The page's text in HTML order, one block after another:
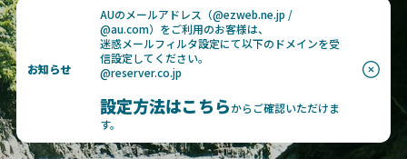
お知らせ
AUのメールアドレス（@ezweb.ne.jp /
@au.com）をご利用のお客様は、
迷惑メールフィルタ設定にて以下のドメインを受
信設定してください。
@reserver.co.jp
設定方法はこちらからご確認いただけま
す。